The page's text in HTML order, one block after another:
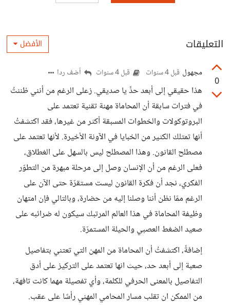
التعليقات الأفضل
0
مجهول قبل 4 سنوات قبل 4 سنوات أضف ردا
هذا حقيقي إلى أبعد حدٍّ يا صديقي. زعلى الرغم من أنني ظننتُ
في فترات سابقة أن المحاماة مهنة تقنية تعتمد على
البروتوكولات والخطوات المسبقة أكثر من غيرها، فقد اكتشفتُ
أنها تمتلك الكثير من الخبايا في الآونة الأخيرة. لأنها تعتمد على
مصطلح القانون. وهذا المصطلح ليس بالسهل على الغطلاق،
فعلى الرغم من أن الإنسان وصل إلى مرحلة مبهرة من التطوّر
الفكري، نجد أن فكرة القانون ليست مستقرّة حتى الآن على
الرغم ممّا نظن أننا وصلنا إليه من حضارة، وبالتالي فإن امتهان
وظيفة المحاماة في هذا العالم المرتبك سيكون له ضرائبه على
صعيد الضغط العصبي والحيلة المستمرّة.
إضافةً، اكتشفتُ أن المحاماة من المهن التي تعتني بتفاصيل
صعبة إلى أبعد حد، حيث انها تعتمد على التركيز على أدق
التفاصيل بالمعنى الحرفي للكلمة، وأي تفصيلة مهما كانت تافهة،
من الممكن ان تقلب مسار المحامي المهني رأسًا على عقب.